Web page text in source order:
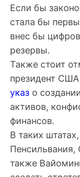
Если бы
стала бы
внес бы
резервы.
Также стоит
президент
указ о
активов,
финансов.
В таких
также